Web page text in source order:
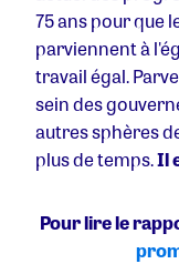
75 ans pour que
parviennent à
travail égal.
sein des
autres sphères
plus de temps.Il
Pour lire le